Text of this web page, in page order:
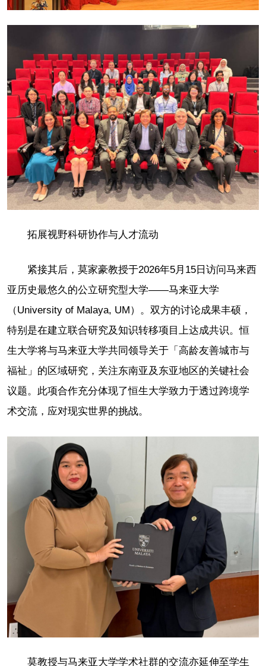
拓展视野科研协作与人才流动
紧接其后，莫家豪教授于2026年5月15日访问马来西
亚历史最悠久的公立研究型大学——马来亚大学
（University of Malaya, UM）。双方的讨论成果丰硕，
特别是在建立联合研究及知识转移项目上达成共识。恒
生大学将与马来亚大学共同领导关于「高龄友善城市与
福祉」的区域研究，关注东南亚及东亚地区的关键社会
议题。此项合作充分体现了恒生大学致力于透过跨境学
术交流，应对现实世界的挑战。
莫教授与马来亚大学学术社群的交流亦延伸至学生